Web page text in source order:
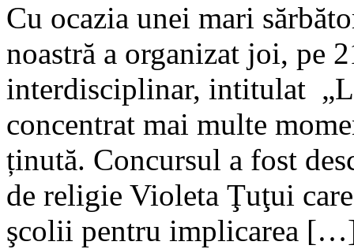
Cu ocazia unei mari
noastră a organizat joi, pe
interdisciplinar, intitulat
concentrat mai multe
ținută. Concursul a fost
de religie Violeta Ţuţui
şcolii pentru implicarea